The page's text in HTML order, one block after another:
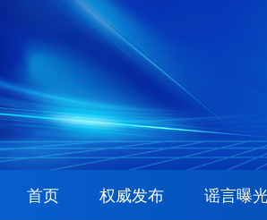
首页 权威发布 谣言曝